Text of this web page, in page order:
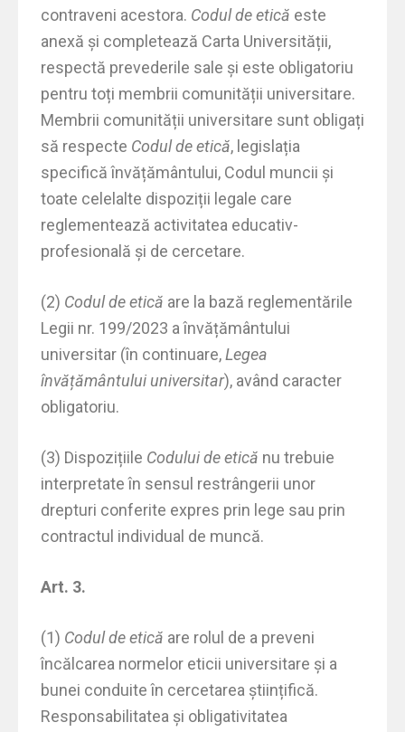
contraveni acestora. Codul de etică este
anexă și completează Carta Universității,
respectă prevederile sale și este obligatoriu
pentru toți membrii comunității universitare.
Membrii comunității universitare sunt obligați
să respecte Codul de etică, legislația
specifică învățământului, Codul muncii și
toate celelalte dispoziții legale care
reglementează activitatea educativ-
profesională și de cercetare.
(2) Codul de etică are la bază reglementările
Legii nr. 199/2023 a învățământului
universitar (în continuare,Legea
învățământului universitar), având caracter
obligatoriu.
(3) Dispozițiile Codului de etică nu trebuie
interpretate în sensul restrângerii unor
drepturi conferite expres prin lege sau prin
contractul individual de muncă.
Art. 3.
(1) Codul de etică are rolul de a preveni
încălcarea normelor eticii universitare și a
bunei conduite în cercetarea științifică.
Responsabilitatea şi obligativitatea